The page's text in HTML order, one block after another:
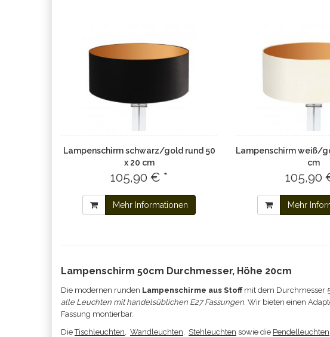
Lampenschirm schwarz/gold rund 50
x 20 cm
105,90 € *
Mehr Informationen
Lampenschirm weiß/
cm
105,90
Mehr
Lampenschirm 50cm Durchmesser, Höhe 20cm
Die modernen runden Lampenschirme aus Stoffmit dem Durchmesser
alle Leuchten mit handelsüblichen E27 Fassungen. Wir bieten einen
Fassung montierbar.
DieTischleuchten, Wandleuchten, Stehleuchten sowie die Pendelleuchten